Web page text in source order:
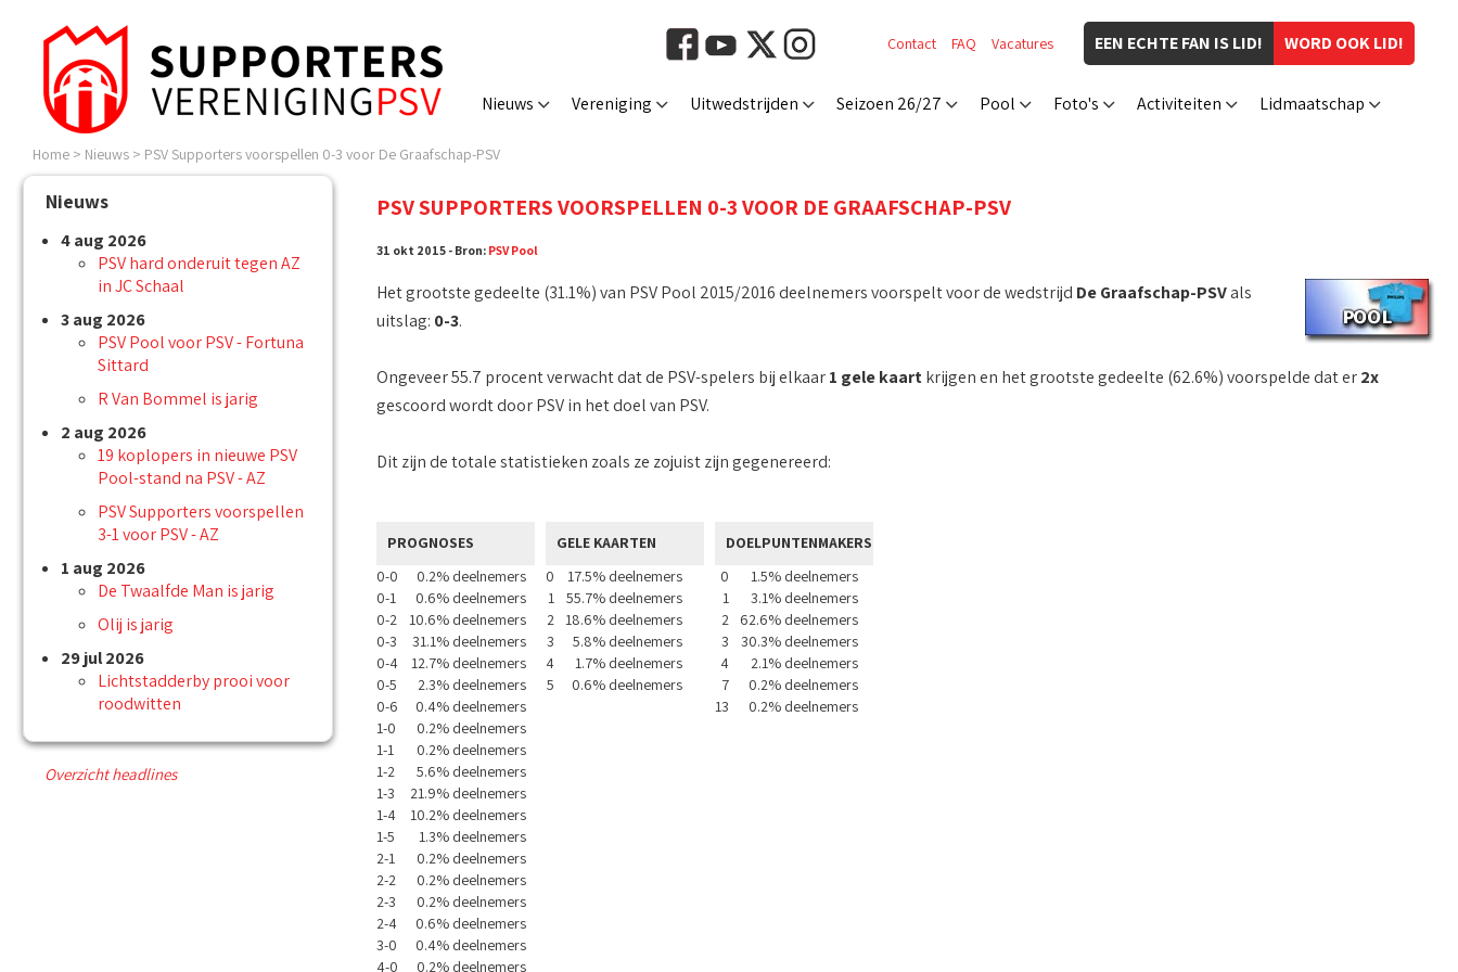
WORD OOK LID!
EEN ECHTE FAN IS LID!
Contact FAQ Vacatures
Nieuws Vereniging Uitwedstrijden Seizoen 26/27 Pool Foto's Activiteiten Lidmaatschap
Home > Nieuws > PSV Supporters voorspellen 0-3 voor De Graafschap-PSV
Nieuws
4 aug 2026
PSV hard onderuit tegen AZ
in JC Schaal
3 aug 2026
PSV Pool voor PSV - Fortuna
Sittard
R Van Bommel is jarig
2 aug 2026
19 koplopers in nieuwe PSV
Pool-stand na PSV - AZ
PSV Supporters voorspellen
3-1 voor PSV - AZ
1 aug 2026
De Twaalfde Man is jarig
Olij is jarig
29 jul 2026
Lichtstadderby prooi voor
roodwitten
Overzicht headlines
PSV SUPPORTERS VOORSPELLEN 0-3 VOOR DE GRAAFSCHAP-PSV
31 okt 2015 - Bron: PSV Pool
Het grootste gedeelte (31.1%) van PSV Pool 2015/2016 deelnemers voorspelt voor de wedstrijd De Graafschap-PSVals
uitslag: 0-3.
Ongeveer 55.7 procent verwacht dat de PSV-spelers bij elkaar1 gele kaartkrijgen en het grootste gedeelte (62.6%) voorspelde dat er2x
gescoord wordt door PSV in het doel van PSV.
Dit zijn de totale statistieken zoals ze zojuist zijn gegenereerd:
PROGNOSES
0-0
0.2% deelnemers
0-1
0.6% deelnemers
0-2
10.6% deelnemers
0-3
31.1% deelnemers
0-4
12.7% deelnemers
0-5
2.3% deelnemers
0-6
0.4% deelnemers
1-0
0.2% deelnemers
1-1
0.2% deelnemers
1-2
5.6% deelnemers
1-3
21.9% deelnemers
1-4
10.2% deelnemers
1-5
1.3% deelnemers
2-1
0.2% deelnemers
2-2
0.2% deelnemers
2-3
0.2% deelnemers
2-4
0.6% deelnemers
3-0
0.4% deelnemers
4-0
0.2% deelnemers
GELE KAARTEN
0
17.5% deelnemers
1
55.7% deelnemers
2 18.6% deelnemers
3
5.8% deelnemers
4
1.7% deelnemers
5
0.6% deelnemers
DOELPUNTENMAKERS
0
1.5% deelnemers
1
3.1% deelnemers
2
62.6% deelnemers
3
30.3% deelnemers
4
2.1% deelnemers
7
0.2% deelnemers
13
0.2% deelnemers